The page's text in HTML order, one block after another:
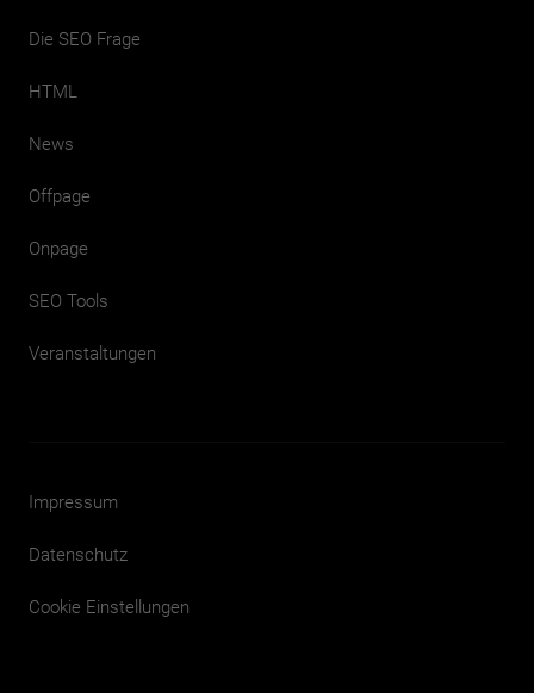
Die SEO Frage
HTML
News
Offpage
Onpage
SEO Tools
Veranstaltungen
Impressum
Datenschutz
Cookie Einstellungen